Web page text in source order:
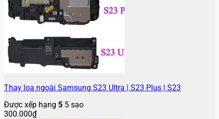
Thay loa ngoài Samsung S23 Ultra | S23 Plus | S23
Được xếp hạng 5 5 sao
300.000₫